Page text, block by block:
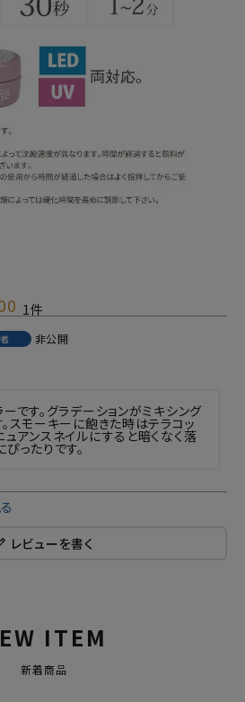
1
非公開
です。グラデーションがミキシング
スモーキーに飽きた時はテラコッ
アンスネイルにすると暗くなく落
ったりです。
レビューを書く
ITEM
新着商品